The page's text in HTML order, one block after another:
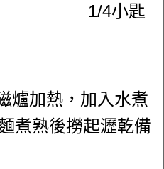
1/4小匙
爐加熱，加入水煮
煮熟後撈起瀝乾備